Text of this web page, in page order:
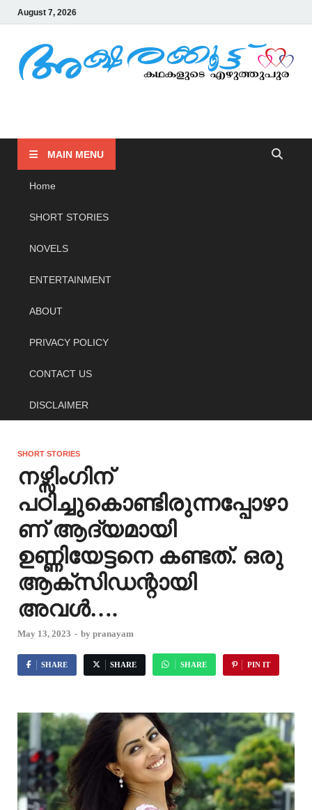
August 7, 2026
MAIN MENU
Home
SHORT STORIES
NOVELS
ENTERTAINMENT
ABOUT
PRIVACY POLICY
CONTACT US
DISCLAIMER
SHORT STORIES
നഴ്സിംഗിന്
പഠിച്ചുകൊണ്ടിരുന്നപ്പോഴാ
ണ് ആദ്യമായി
ഉണ്ണിയേട്ടനെ കണ്ടത്. ഒരു
ആക്‌സിഡന്റായി
അവൾ….
May 13, 2023 - by pranayam
SHARE SHARE SHARE PIN IT